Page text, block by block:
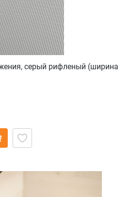
серый рифленый (ширина